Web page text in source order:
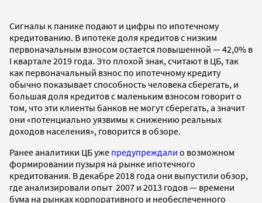
Сигналы к панике подают и цифры по ипотечному
кредитованию. В ипотеке доля кредитов с низким
первоначальным взносом остается повышенной — 42,0% в
I квартале 2019 года. Это плохой знак, считают в ЦБ, так
как первоначальный взнос по ипотечному кредиту
обычно показывает способность человека сберегать, и
большая доля кредитов c маленьким взносом говорит о
том, что эти клиенты банков не могут сберегать, а значит
они «потенциально уязвимы к снижению реальных
доходов населения», говорится в обзоре.
Ранее аналитики ЦБ уже предупреждали о возможном
формировании пузыря на рынке ипотечного
кредитования. В декабре 2018 года они выпустили обзор,
где анализировали опыт 2007 и 2013 годов — времени
бума на рынках корпоративного и необеспеченного